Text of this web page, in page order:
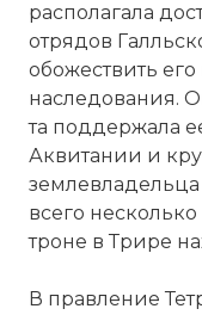
располагала
отрядов
обожествить
наследования.
та поддержала
Аквитании и
землевладельца
всего
троне в Трире
В правление